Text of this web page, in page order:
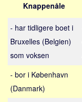
Norge
Thailand
Grækenland
USA
Knappenåle
- har tidligere boet i
Bruxelles (Belgien)
som voksen
- bor i København
(Danmark)